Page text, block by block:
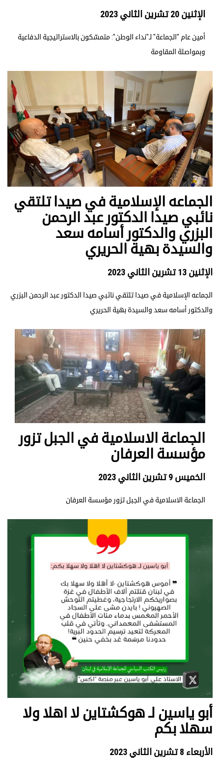
الإثنين 20 تشرين الثاني 2023
أمين عام "الجماعة" لـ"نداء الوطن": متمسّكون بالاستراتيجية الدفاعية
وبمواصلة المقاومة
الجماعه الإسلامية في صيدا تلتقي
نائبي صيدا الدكتور عبد الرحمن
البزري والدكتور أسامه سعد
والسيدة بهية الحريري
الإثنين 13 تشرين الثاني 2023
الجماعه الإسلامية في صيدا تلتقي نائبي صيدا الدكتور عبد الرحمن البزري
والدكتور أسامه سعد والسيدة بهية الحريري
الجماعة الاسلامية في الجبل تزور
مؤسسة العرفان
الخميس 9 تشرين الثاني 2023
الجماعة الاسلامية في الجبل تزور مؤسسة العرفان
أبو ياسين لـ هوكشتاين لا اهلا ولا
سهلا بكم
الأربعاء 8 تشرين الثاني 2023